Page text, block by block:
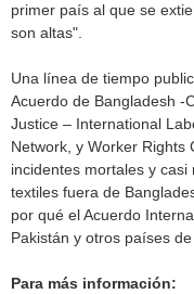
primer país al que se
son altas".
Una línea de tiempo
Acuerdo de Bangladesh -
Justice – International
Network, y Worker Rights
incidentes mortales y
textiles fuera de
por qué el Acuerdo
Pakistán y otros países
Para más información: